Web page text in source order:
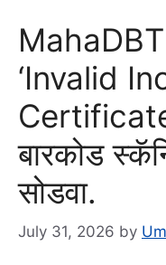
MahaDBT
‘Invalid
बारकोड
सोडवा.
July 31, 2026 by